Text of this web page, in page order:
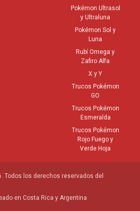
Pokémon Ultrasol
y Ultraluna
Pokémon Sol y
Luna
Rubí Omega y
Zafiro Alfa
X y Y
Trucos Pokémon
GO
Trucos Pokémon
Esmeralda
Trucos Pokémon
Rojo Fuego y
Verde Hoja
Todos los derechos reservados del
en Costa Rica y Argentina